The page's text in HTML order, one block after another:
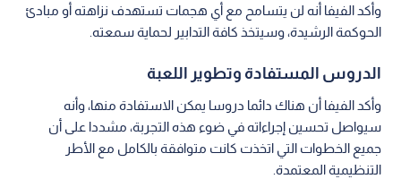
وأكد الفيفا أنه لن يتسامح مع أي هجمات تستهدف نزاهته أو مبادئ
الحوكمة الرشيدة، وسيتخذ كافة التدابير لحماية سمعته.
الدروس المستفادة وتطوير اللعبة
وأكد الفيفا أن هناك دائما دروسا يمكن الاستفادة منها، وأنه
سيواصل تحسين إجراءاته في ضوء هذه التجربة، مشددا على أن
جميع الخطوات التي اتخذت كانت متوافقة بالكامل مع الأطر
التنظيمية المعتمدة.